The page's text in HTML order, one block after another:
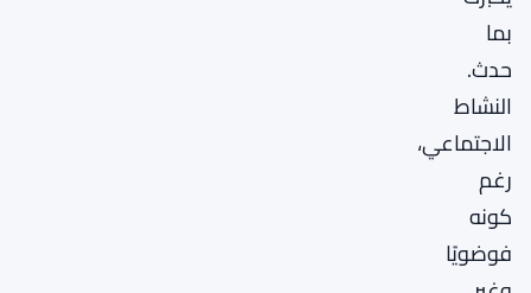
بما
حدث.
النشاط
الاجتماعي،
رغم
كونه
فوضويًا